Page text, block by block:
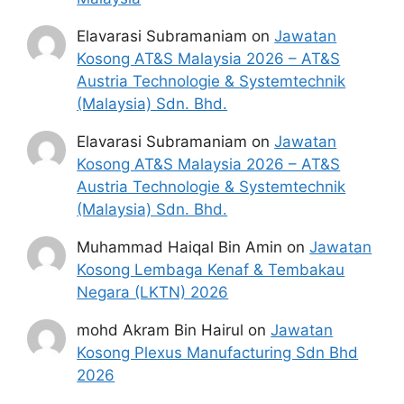
dan
ke atas
RM2,000 –
RM2,499
Setaraf Diploma/Sijil Tinggi
(STPM)
Kemudahan Yang Diberikan
Cuti Rehat 12 hari setahun*
Cuti Sakit 14 hari setahun*
Perlindungan
Sosial
Caruman KWSP &
PERKESO
Elavarasi Subramaniam onJawatan
Kosong AT&S Malaysia 2026 – AT&S
Austria Technologie & Systemtechnik
(Malaysia) Sdn. Bhd.
Elavarasi Subramaniam onJawatan
Kosong AT&S Malaysia 2026 – AT&S
Austria Technologie & Systemtechnik
(Malaysia) Sdn. Bhd.
Muhammad Haiqal Bin Amin onJawatan
Kosong Lembaga Kenaf & Tembakau
Negara (LKTN) 2026
mohd Akram Bin Hairul onJawatan
Kosong Plexus Manufacturing Sdn Bhd
2026